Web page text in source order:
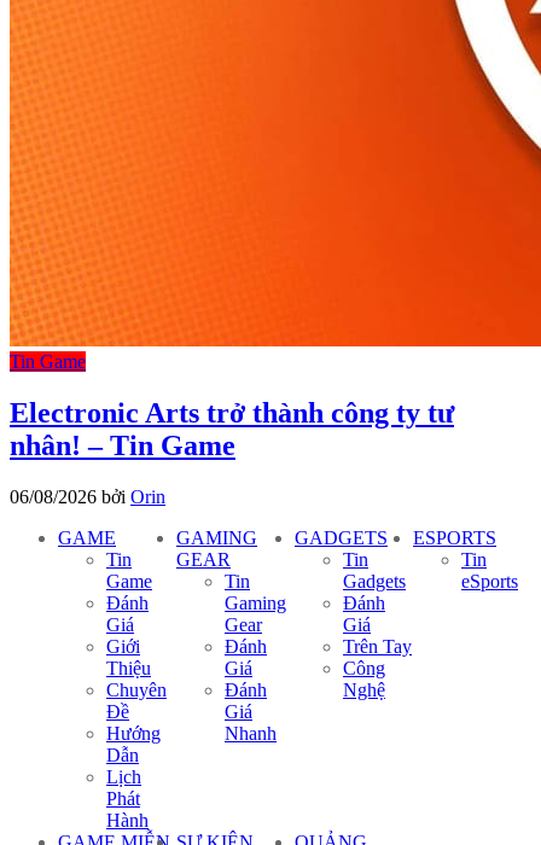
Tin Game
Electronic Arts trở thành công ty tư
nhân! – Tin Game
06/08/2026 bởi Orin
GAME
Tin
Game
Đánh
Giá
Giới
Thiệu
Chuyên
Đề
Hướng
Dẫn
Lịch
Phát
Hành
GAMING
GEAR
Tin
Gaming
Gear
Đánh
Giá
Đánh
Giá
Nhanh
GADGETS
Tin
Gadgets
Đánh
Giá
Trên Tay
Công
Nghệ
ESPORTS
Tin
eSports